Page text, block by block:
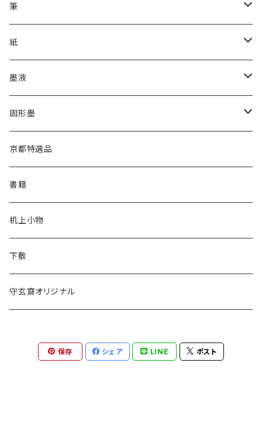
筆
漢字用
高誠堂
あかしや
菊壽堂
唐筆
かな用
高誠堂
あかしや
菊壽堂
紙
漢字用
半紙
半切
かな用
半紙
半切
墨液
漢字用
かな用
固形墨
漢字用
かな用
京都特選品
書籍
机上小物
下敷
守玄齋オリジナル
保存 シェア LINE ポスト